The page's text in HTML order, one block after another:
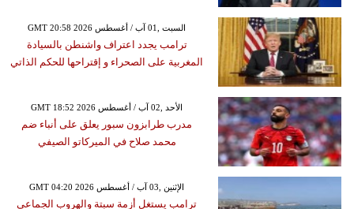
GMT 20:58 2026 السبت ,01 آب / أغسطس
ترامب يجدد اعتراف واشنطن بالسيادة
المغربية على الصحراء و إقتراحها للحكم الذاتي
GMT 18:52 2026 الأحد ,02 آب / أغسطس
مدرب طرابزون سبور يعلق على أنباء ضم
محمد صلاح في الميركاتو الصيفي
GMT 04:20 2026 الإثنين ,03 آب / أغسطس
ترامب يستغل أزمة سبتة والهروب الجماعي